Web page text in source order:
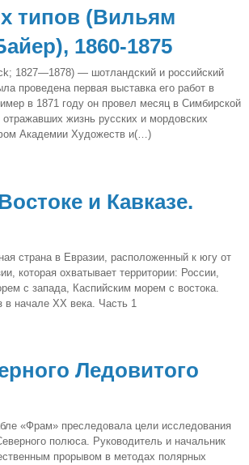
типов (Вильям
1860-1875
1827—1878) — шотландский и российский
проведена первая выставка его работ в
в 1871 году он провел месяц в Симбирской
жизнь русских и мордовских
Академии Художеств и(…)
и Кавказе.
страна в Евразии, расположенный к югу от
которая охватывает территории: России,
с запада, Каспийским морем с востока.
в начале ХХ века. Часть 1
Ледовитого
«Фрам» преследовала цели исследования
полюса. Руководитель и начальник
прорывом в методах полярных